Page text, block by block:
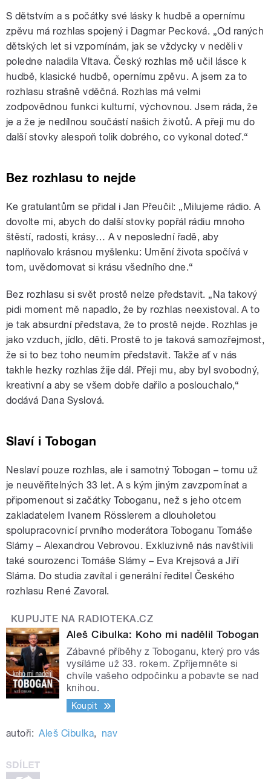
S dětstvím a s počátky své lásky k hudbě a opernímu
zpěvu má rozhlas spojený i Dagmar Pecková. „Od raných
dětských let si vzpomínám, jak se vždycky v neděli v
poledne naladila Vltava. Český rozhlas mě učil lásce k
hudbě, klasické hudbě, opernímu zpěvu. A jsem za to
rozhlasu strašně vděčná. Rozhlas má velmi
zodpovědnou funkci kulturní, výchovnou. Jsem ráda, že
je a že je nedílnou součástí našich životů. A přeji mu do
další stovky alespoň tolik dobrého,co vykonal doteď.“
Bez rozhlasu to nejde
Ke gratulantům se přidal i Jan Přeučil: „Milujeme rádio. A
dovolte mi, abych do další stovky popřál rádiu mnoho
štěstí, radosti, krásy… A v neposlední řadě, aby
naplňovalo krásnou myšlenku: Umění života spočívá v
tom, uvědomovat si krásu všedního dne.“
Bez rozhlasu si svět prostě nelze představit. „Na takový
pidi moment mě napadlo, že by rozhlas neexistoval. A to
je tak absurdní představa, že to prostě nejde. Rozhlas je
jako vzduch, jídlo, děti. Prostě to je taková samozřejmost,
že si to bez toho neumím představit. Takže ať v nás
takhle hezky rozhlas žije dál. Přeji mu, aby byl svobodný,
kreativní a aby se všem dobře dařilo a poslouchalo,“
dodává Dana Syslová.
Slaví i Tobogan
Neslaví pouze rozhlas, ale i samotný Tobogan – tomu už
je neuvěřitelných 33 let. A s kým jiným zavzpomínat a
připomenout si začátky Toboganu, než s jeho otcem
zakladatelem Ivanem Rösslerem a dlouholetou
spolupracovnicí prvního moderátora Toboganu Tomáše
Slámy – Alexandrou Vebrovou. Exkluzivně nás navštívili
také sourozenci Tomáše Slámy – Eva Krejsová a Jiří
Sláma. Do studia zavítal i generální ředitel Českého
rozhlasu René Zavoral.
KUPUJTE NA RADIOTEKA.CZ
Aleš Cibulka: Koho mi nadělil Tobogan
Zábavné příběhy z Toboganu, který pro vás
vysíláme už 33. rokem. Zpříjemněte si
chvíle vašeho odpočinku a pobavte se nad
knihou.
Koupit
autoři: Aleš Cibulka, nav